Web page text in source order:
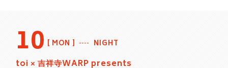
10 MON NIGHT
toi × 吉祥寺WARP presents